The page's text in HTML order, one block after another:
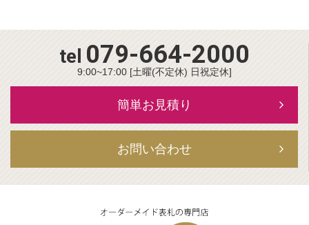
tel 079-664-2000
9:00~17:00 [土曜(不定休) 日祝定休]
簡単お見積り
お問い合わせ